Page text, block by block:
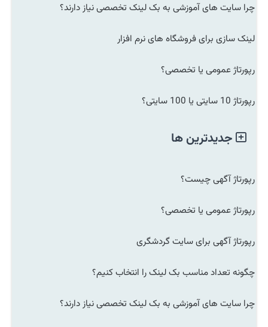
چرا سایت های آموزشی به بک لینک تخصصی نیاز دارند؟
لینک سازی برای فروشگاه های نرم افزار
رپورتاژ عمومی یا تخصصی؟
رپورتاژ 10 سایتی یا 100 سایتی؟
جدیدترین ها
رپورتاژ آگهی چیست؟
رپورتاژ عمومی یا تخصصی؟
رپورتاژ آگهی برای سایت گردشگری
چگونه تعداد مناسب بک لینک را انتخاب کنیم؟
چرا سایت های آموزشی به بک لینک تخصصی نیاز دارند؟